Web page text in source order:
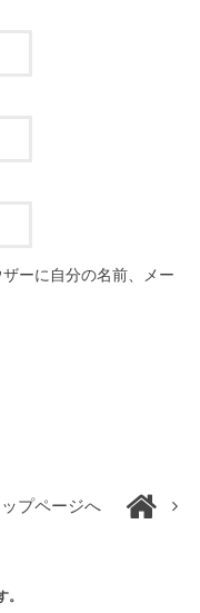
ーに自分の名前、メー
ップページへ